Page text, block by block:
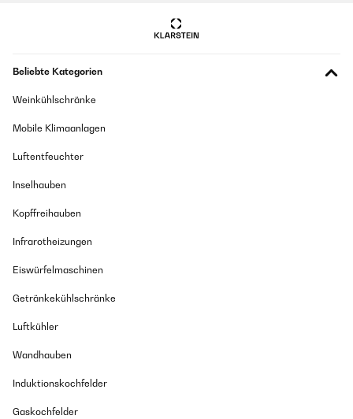
Beliebte Kategorien
Weinkühlschränke
Mobile Klimaanlagen
Luftentfeuchter
Inselhauben
Kopffreihauben
Infrarotheizungen
Eiswürfelmaschinen
Getränkekühlschränke
Luftkühler
Wandhauben
Induktionskochfelder
Gaskochfelder